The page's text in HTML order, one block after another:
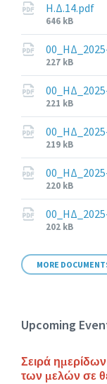
Η.Δ.14.pdf
File
size:
646 kB
File
size:
227 kB
File
size:
221 kB
File
size:
219 kB
File
size:
220 kB
File
202 kB
MORE
Upcoming
Σειρά
των μελών σε